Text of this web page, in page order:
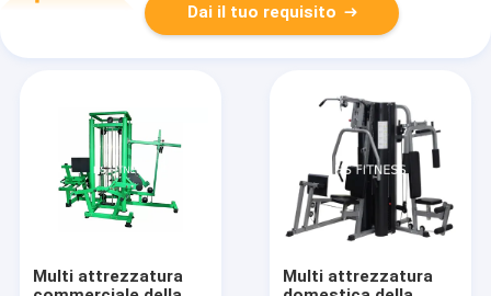
Dai il tuo requisito
Multi attrezzatura
Multi attrezzatura